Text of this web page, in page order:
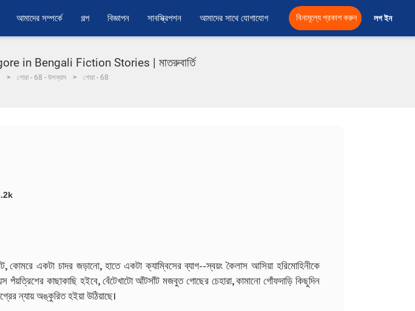
আমাদের সম্পর্কে গল্প বিজ্ঞাপন সাবস্ক্রিপশন আমাদের সাথে যোগাযোগ বিনামূল্যে প্রকাশ করুন লগ ইন
in Bengali Fiction Stories | মাতরুবার্তি
গোরা - 68 - উপন্যাস গোরা - 68
কোমরে একটা চাদর জড়ানো, হাতে একটা ক্যাম্বিসের ব্যাগ--স্বয়ং কৈলাস আসিয়া হরিমোহিনীকে
পঁয়ত্রিশের কাছাকাছি হইবে, বেঁটেখাটো আঁটসাঁট মজবুত গোছের চেহারা, কামানো গোঁফদাড়ি কিছুদিন
ন্যায় অঙ্কুরিত হইয়া উঠিয়াছে।